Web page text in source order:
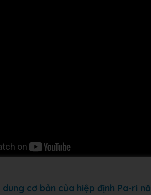
cơ bản của hiệp định Pa-ri